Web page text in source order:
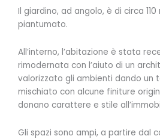
Il giardino, ad angolo, è di circa
piantumato.
All’interno, l’abitazione è stata
rimodernata con l’aiuto di un
valorizzato gli ambienti dando un
mischiato con alcune finiture
donano carattere e stile
Gli spazi sono ampi, a partire dal